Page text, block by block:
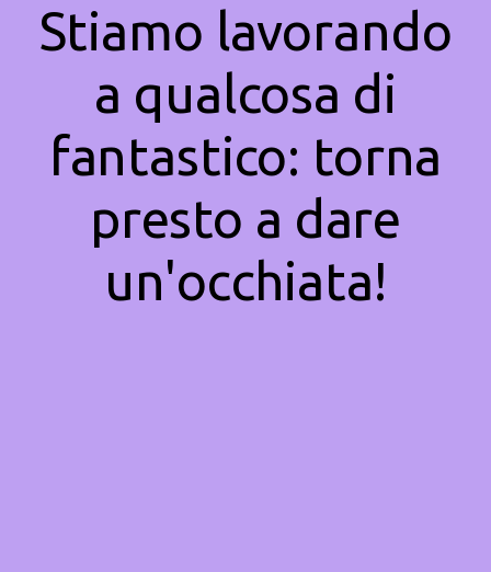
Stiamo lavorando
a qualcosa di
fantastico: torna
presto a dare
un'occhiata!